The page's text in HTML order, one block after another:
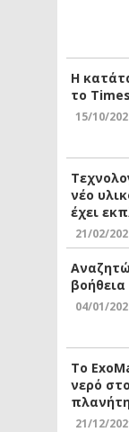
Η
το
15/10/
νέο
έχει
21/02/
04/01/
Το
νερό
21/12/